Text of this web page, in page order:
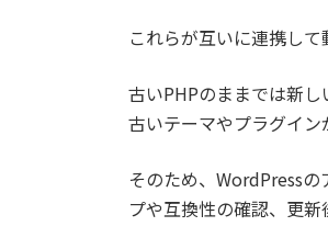
これらが互いに連携して
古いPHPのままでは新し
古いテーマやプラグイン
そのため、WordPress
プや互換性の確認、更新